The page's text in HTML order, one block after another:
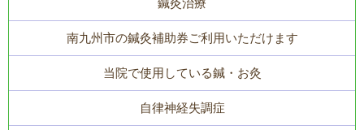
南九州市の鍼灸補助券ご利用いただけます
当院で使用している鍼・お灸
自律神経失調症